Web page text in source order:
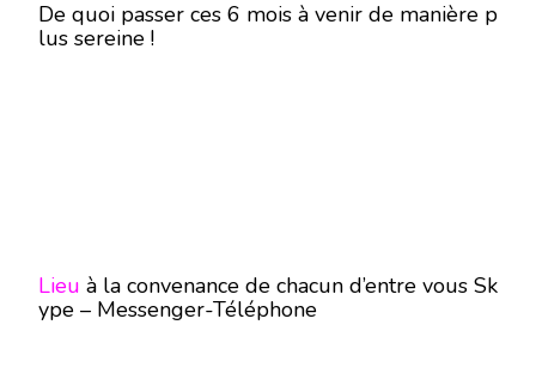
De quoi passer ces 6 mois à venir de manière p
lus sereine !
Lieu à la convenance de chacun d’entre vous Sk
ype – Messenger-Téléphone